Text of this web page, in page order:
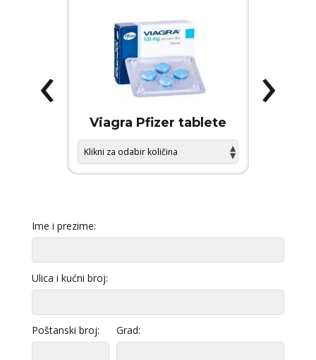
Viagra Pfizer tablete
‹ ›
Ime i prezime:
Ulica i kućni broj:
Poštanski broj: Grad: